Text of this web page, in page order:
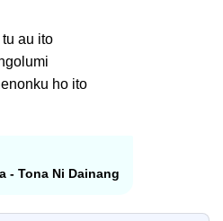
au ito
ho ito
- Tona Ni Dainang